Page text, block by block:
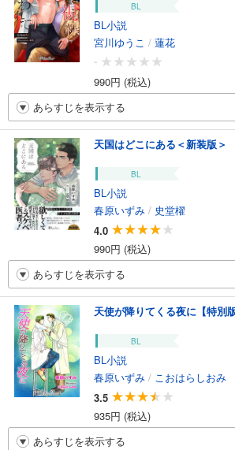
BL
BL小説
宮川ゆうこ / 蓮花
-
990円 (税込)
あらすじを表示する
天国はどこにある＜新装版＞
BL
BL小説
春原いずみ / 史堂櫂
4.0
990円 (税込)
あらすじを表示する
天使が降りてくる夜に【特別
BL
BL小説
春原いずみ / こおはらしおみ
3.5
935円 (税込)
あらすじを表示する